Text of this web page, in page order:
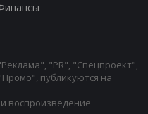
"PR", "Спецпроект",
публикуются на
воспроизведение